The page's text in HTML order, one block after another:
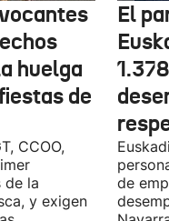
huelga
de
CCOO,
de la
y exigen
El
de